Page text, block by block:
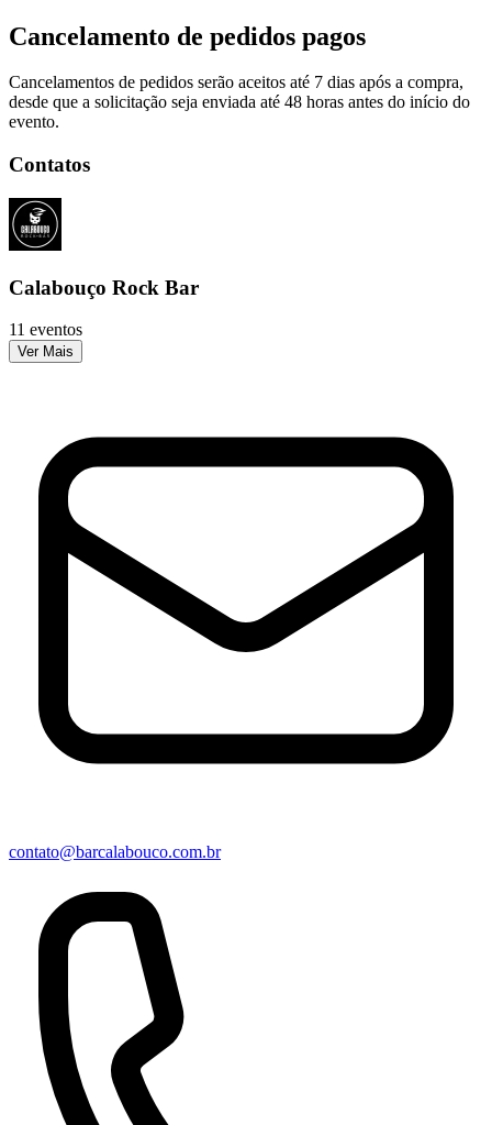
Cancelamento de pedidos pagos
Cancelamentos de pedidos serão aceitos até 7 dias após a compra,
desde que a solicitação seja enviada até 48 horas antes do início do
evento.
Contatos
Calabouço Rock Bar
11 eventos
Ver Mais
contato@barcalabouco.com.br